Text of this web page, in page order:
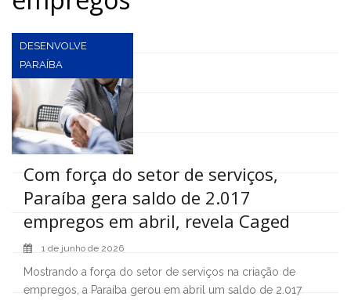
DESENVOLVE
PARAÍBA
Com força do setor de serviços,
Paraíba gera saldo de 2.017
empregos em abril, revela Caged
1 de junho de 2026
Mostrando a força do setor de serviços na criação de
empregos, a Paraíba gerou em abril um saldo de 2.017